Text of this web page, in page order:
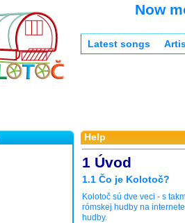
Now
Latest songs
Help
1 Úvod
1.1 Čo je Kolotoč?
Kolotoč sú dve veci - s
rómskej hudby na
hudby.